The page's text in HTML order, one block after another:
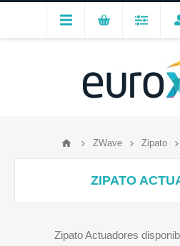
ZWave Zipato
ZIPATO
Zipato Actuadores